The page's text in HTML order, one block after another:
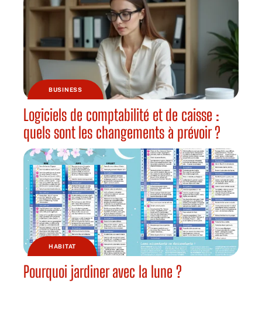
BUSINESS
Logiciels de comptabilité et de caisse :
quels sont les changements à prévoir ?
HABITAT
Pourquoi jardiner avec la lune ?